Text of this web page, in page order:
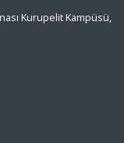
Kurupelit Kampüsü,